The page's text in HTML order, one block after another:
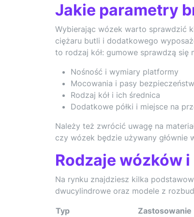
Jakie parametry
Wybierając wózek warto sprawdzić
ciężaru butli i dodatkowego
to rodzaj kół: gumowe sprawdzą się
Nośność i wymiary platformy
Mocowania i pasy
Rodzaj kół i ich średnica
Dodatkowe półki i miejsce na
Należy też zwrócić uwagę na
czy wózek będzie używany głównie
Rodzaje wózków
Na rynku znajdziesz kilka
dwucylindrowe oraz modele z
Typ Zastosowanie